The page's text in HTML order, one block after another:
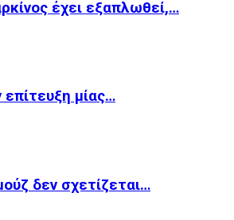
έχει εξαπλωθεί,…
μίας…
δεν σχετίζεται…